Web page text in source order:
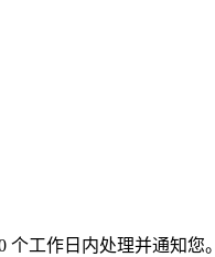
工作日内处理并通知您。